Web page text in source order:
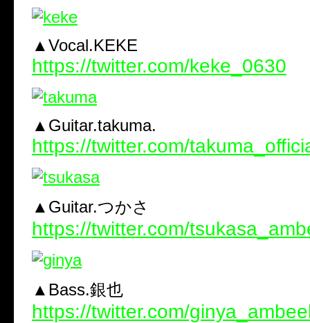
▲Vocal.KEKE
https://twitter.com/keke_0630
▲Guitar.takuma.
https://twitter.com/
▲Guitar.つかさ
https://twitter.com/
▲Bass.銀也
https://twitter.com/